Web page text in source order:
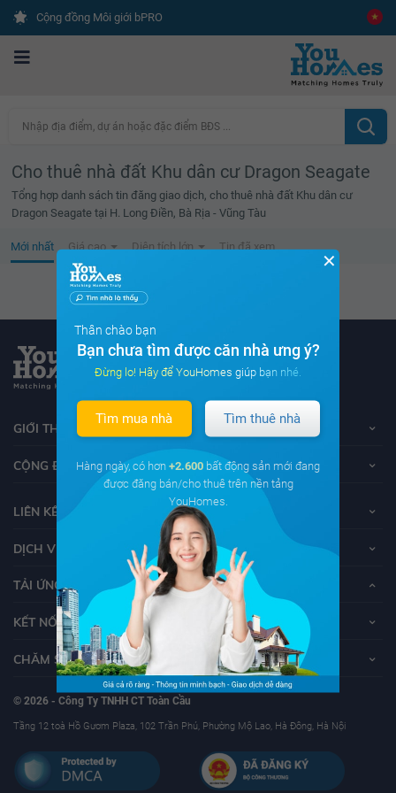
Cộng đồng Môi giới bPRO
Nhập địa điểm, dự án hoặc đặc điểm BĐS ...
Cho thuê nhà đất Khu dân cư Dragon Seagate
Tổng hợp danh sách tin đăng giao dịch, cho thuê nhà đất Khu dân cư
Dragon Seagate tại H. Long Điền, Bà Rịa - Vũng Tàu
Mới nhất Giá cao Diện tích lớn Tin đã xem
Không tìm thấy tin bất động sản nào
GIỚI THIỆU VỀ YOUHOMES
CỘNG ĐỒNG YOUHOMERS
LIÊN KẾT
DỊCH VỤ KHÁCH HÀNG
TẢI ỨNG DỤNG YOUHOMES
KẾT NỐI VỚI YOUHOMES
CHĂM SÓC KHÁCH HÀNG
© 2026 - Công Ty TNHH CT Toàn Cầu
Tầng 12 toà Hồ Gươm Plaza, 102 Trần Phú, Phường Mộ Lao, Hà Đông, Hà Nội
✕
Thân chào bạn
Bạn chưa tìm được căn nhà ưng ý?
Đừng lo! Hãy để YouHomes giúp bạn nhé.
Tìm mua nhà Tìm thuê nhà
Hàng ngày, có hơn +2.600 bất động sản mới đang
được đăng bán/cho thuê trên nền tảng
YouHomes.